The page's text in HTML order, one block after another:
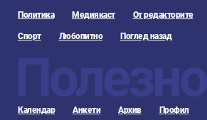
Политика Медиякаст От редакторите
Спорт Любопитно Поглед назад
Полезно
Календар Анкети Архив Профил